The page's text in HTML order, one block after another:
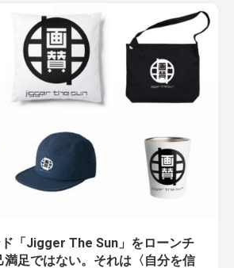
ド「Jigger The Sun」をローンチ
満足ではない。それは〈自分を信